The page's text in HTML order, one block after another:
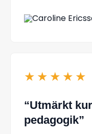
★★★★★
“Utmärkt
pedagogik”